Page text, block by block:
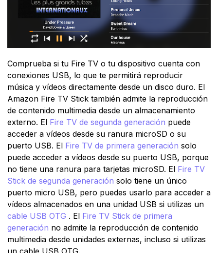
Comprueba si tu Fire TV o tu dispositivo cuenta con
conexiones USB, lo que te permitirá reproducir
música y vídeos directamente desde un disco duro. El
Amazon Fire TV Stick también admite la reproducción
de contenido multimedia desde un almacenamiento
externo. El Fire TV de segunda generación puede
acceder a vídeos desde su ranura microSD o su
puerto USB. El Fire TV de primera generación solo
puede acceder a vídeos desde su puerto USB, porque
no tiene una ranura para tarjetas microSD. El Fire TV
Stick de segunda generación solo tiene un único
puerto micro USB, pero puedes usarlo para acceder a
vídeos almacenados en una unidad USB si utilizas un
cable USB OTG . El Fire TV Stick de primera
generación no admite la reproducción de contenido
multimedia desde unidades externas, incluso si utilizas
un cable USB OTG.